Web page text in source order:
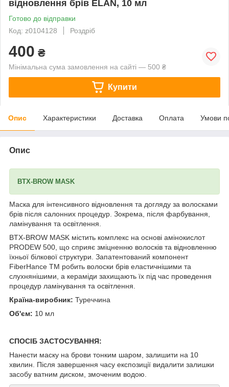
відновлення брів ELAN, 10 мл
Готово до відправки
Код: z0104128
Роздріб
400 ₴
Мінімальна сума замовлення на сайті — 500 ₴
Купити
Опис Характеристики Доставка Оплата Умови
Опис
BTX-BROW MASK
Маска для інтенсивного відновлення та догляду за волосками
брів після салонних процедур. Зокрема, після фарбування,
ламінування та освітлення.
BTX-BROW MASK містить комплекс на основі амінокислот
PRODEW 500, що сприяє зміцненню волосків та відновленню
їхньої білкової структури. Запатентований компонент
FiberHance TM робить волоски брів еластичнішими та
слухнянішими, а кераміди захищають їх під час проведення
процедур ламінування та освітлення.
Країна-виробник: Туреччина
Об'єм: 10 мл
СПОСІБ ЗАСТОСУВАННЯ:
Нанести маску на брови тонким шаром, залишити на 10
хвилин. Після завершення часу експозиції видалити залишки
засобу ватним диском, змоченим водою.